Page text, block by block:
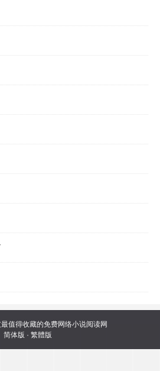
值得收藏的免费网络小说阅读网
简体版 · 繁體版